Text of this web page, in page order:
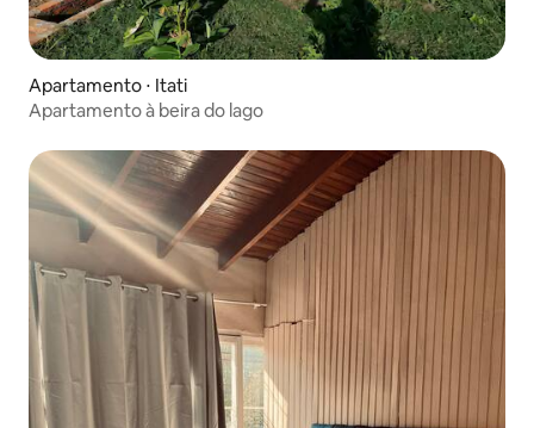
Apartamento ⋅ Itati
Apartamento à beira do lago